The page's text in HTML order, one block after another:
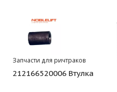
Запчасти для ричтраков
212166520006 Втулка